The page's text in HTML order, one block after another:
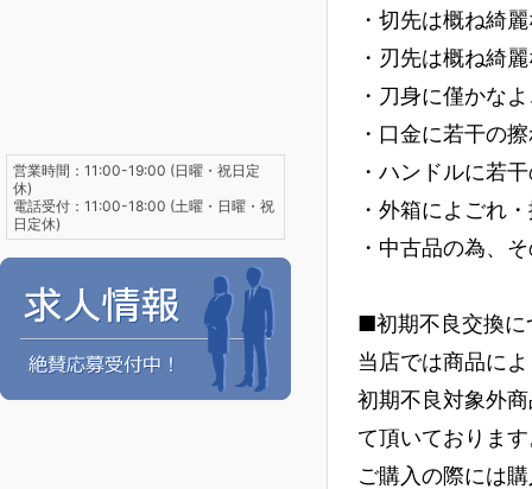
・切先は概ね綺
・刃先は概ね綺
・刀身に僅かな
・口金に若干の
・ハンドルに若
・外箱によごれ
・中古品の為、
■初期不良交換に
当店では商品に
初期不良対象外
て頂いておりま
ご購入の際には
営業時間：11:00-19:00 (日曜・祝日定
休)
電話受付：11:00-18:00 (土曜・日曜・祝
日定休)